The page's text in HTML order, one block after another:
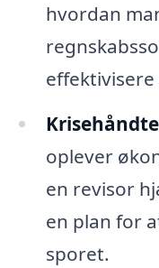
hvordan
oplever
en revisor
en plan for
sporet.